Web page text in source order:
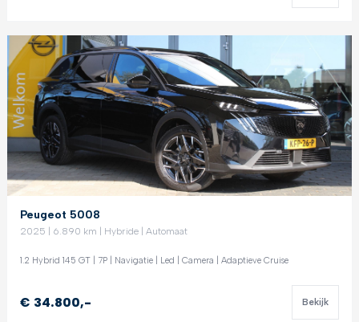
Peugeot 5008
2025 | 6.890 km | Hybride | Automaat
1.2 Hybrid 145 GT | 7P | Navigatie | Led | Camera | Adaptieve Cruise
€ 34.800,- Bekijk